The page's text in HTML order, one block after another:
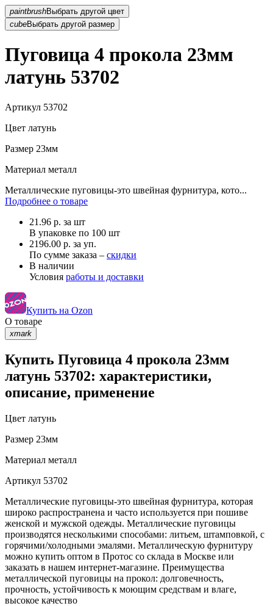
paintbrush
Выбрать другой цвет
cubeВыбрать другой размер
Пуговица 4 прокола 23мм
латунь 53702
Артикул 53702
Цвет латунь
Размер 23мм
Материал металл
Металлические пуговицы-это швейная фурнитура, кото...
Подробнее о товаре
21.96 р. за шт
В упаковке по 100 шт
2196.00 р. за уп.
По сумме заказа – скидки
В наличии
Условия работы и доставки
Купить на Ozon
О товаре
xmark
Купить Пуговица 4 прокола 23мм
латунь 53702: характеристики,
описание, применение
Цвет латунь
Размер 23мм
Материал металл
Артикул 53702
Металлические пуговицы-это швейная фурнитура, которая
широко распространена и часто используется при пошиве
женской и мужской одежды. Металлические пуговицы
производятся несколькими способами: литьем, штамповкой, с
горячими/холодными эмалями. Металлическую фурнитуру
можно купить оптом в Протос со склада в Москве или
заказать в нашем интернет-магазине. Преимущества
металлической пуговицы на прокол: долговечность,
прочность, устойчивость к моющим средствам и влаге,
высокое качество